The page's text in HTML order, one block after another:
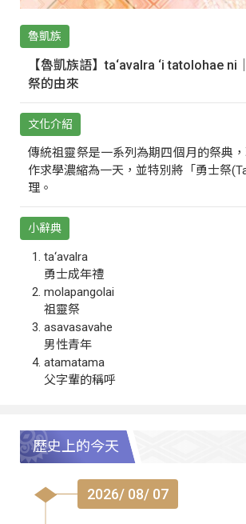
魯凱族
【魯凱族語】ta‘avalra ‘i tatolohae ni
祭的由來
文化介紹
傳統祖靈祭是一系列為期四個月的祭典
作求學濃縮為一天，並特別將「勇士祭
理。
小辭典
ta‘avalra
勇士成年禮
molapangolai
祖靈祭
asavasavahe
男性青年
atamatama
父字輩的稱呼
歷史上的今天
2026/ 08/ 07